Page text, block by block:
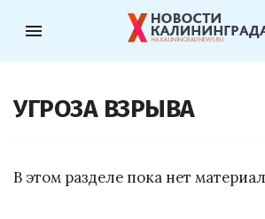
menu
УГРОЗА ВЗРЫВА
В этом разделе пока нет